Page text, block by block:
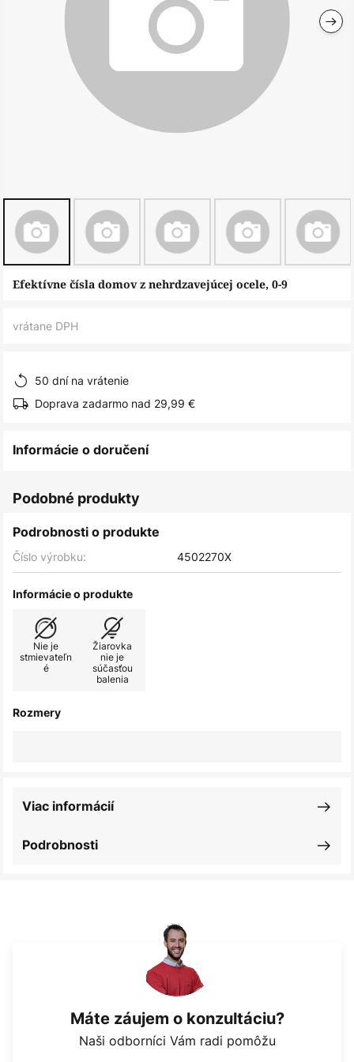
Preskočiť
Efektívne čísla domov z nehrdzavejúcej ocele, 0-9
vrátane DPH
50 dní na vrátenie
Doprava zadarmo nad 29,99 €
Informácie o doručení
Podobné produkty
Podrobnosti o produkte
Číslo výrobku: 4502270X
Informácie o produkte
Nie je
stmievateľn
é
Žiarovka
nie je
súčasťou
balenia
Rozmery
Podrobnosti
Viac informácií
Máte záujem o konzultáciu?
Naši odborníci Vám radi pomôžu